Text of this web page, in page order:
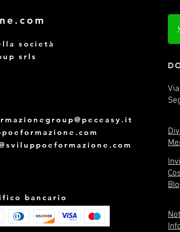
società
srls
bancario